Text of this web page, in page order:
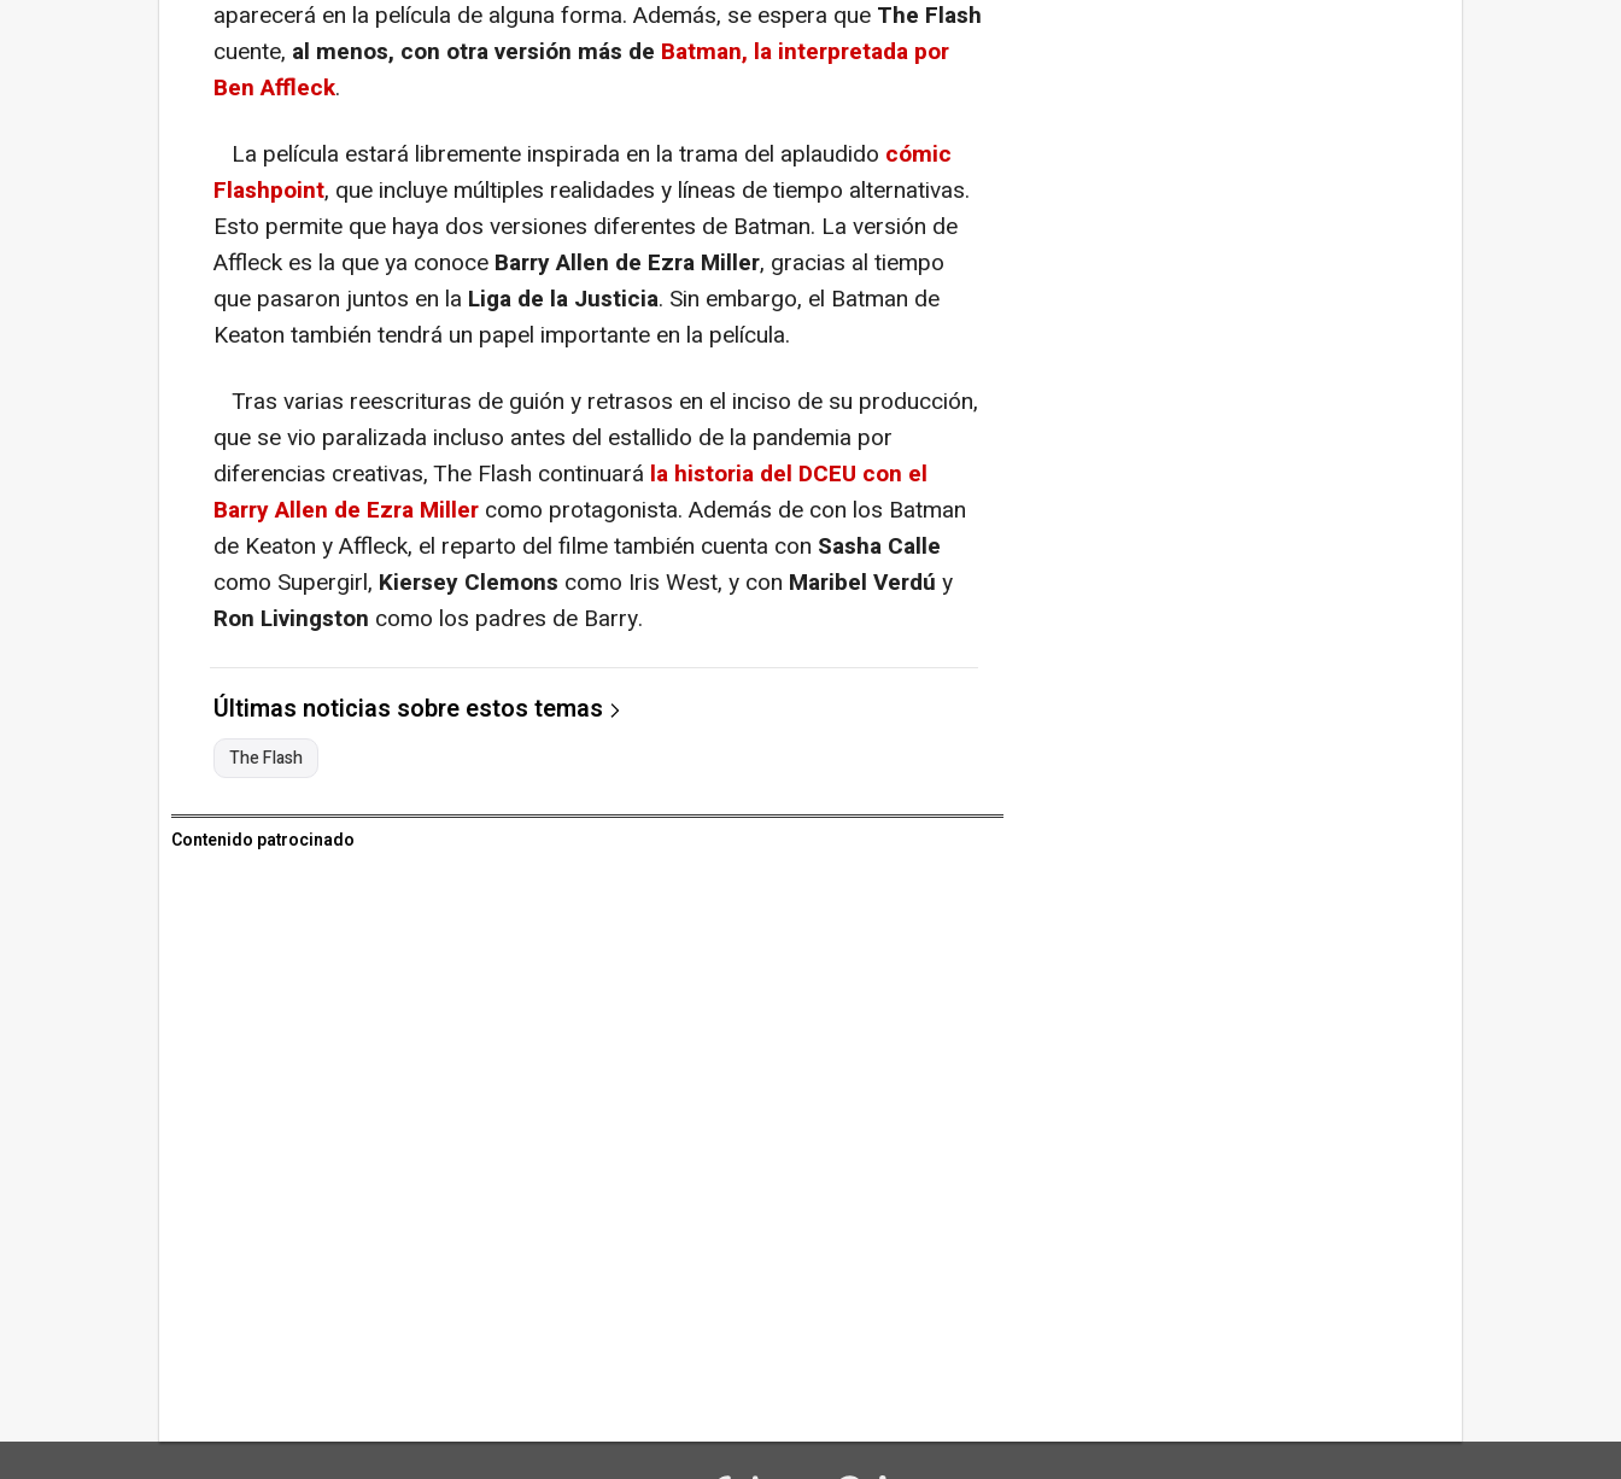
aparecerá en la película de alguna forma. Además, se espera que The Flash
cuente, al menos, con otra versión más de Batman, la interpretada por
Ben Affleck.
La película estará libremente inspirada en la trama del aplaudido cómic
Flashpoint, que incluye múltiples realidades y líneas de tiempo alternativas.
Esto permite que haya dos versiones diferentes de Batman. La versión de
Affleck es la que ya conoce Barry Allen de Ezra Miller, gracias al tiempo
que pasaron juntos en la Liga de la Justicia. Sin embargo, el Batman de
Keaton también tendrá un papel importante en la película.
Tras varias reescrituras de guión y retrasos en el inciso de su producción,
que se vio paralizada incluso antes del estallido de la pandemia por
diferencias creativas, The Flash continuará la historia del DCEU con el
Barry Allen de Ezra Miller como protagonista. Además de con los Batman
de Keaton y Affleck, el reparto del filme también cuenta con Sasha Calle
como Supergirl, Kiersey Clemons como Iris West, y con Maribel Verdú y
Ron Livingston como los padres de Barry.
Últimas noticias sobre estos temas
The Flash
Contenido patrocinado